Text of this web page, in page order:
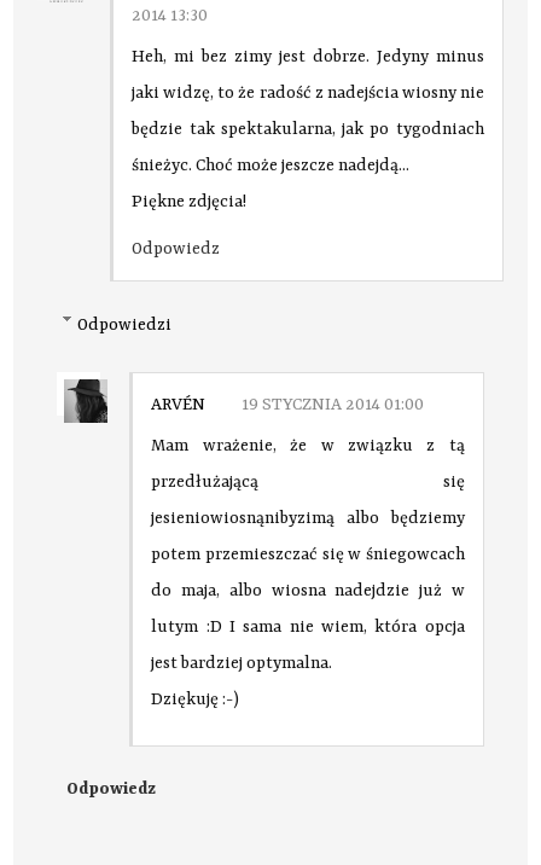
2014 13:30
Heh, mi bez zimy jest dobrze. Jedyny minus
jaki widzę, to że radość z nadejścia wiosny nie
będzie tak spektakularna, jak po tygodniach
śnieżyc. Choć może jeszcze nadejdą...
Piękne zdjęcia!
Odpowiedz
Odpowiedzi
ARVÉN 19 STYCZNIA 2014 01:00
Mam wrażenie, że w związku z tą
przedłużającą się
jesieniowiosnąnibyzimą albo będziemy
potem przemieszczać się w śniegowcach
do maja, albo wiosna nadejdzie już w
lutym :D I sama nie wiem, która opcja
jest bardziej optymalna.
Dziękuję :-)
Odpowiedz